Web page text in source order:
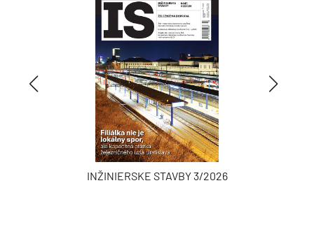
INŽINIERSKE STAVBY 3/2026